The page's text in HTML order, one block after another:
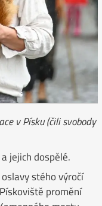
v Písku (čili svobody
jejich dospělé.
stého výročí
promění